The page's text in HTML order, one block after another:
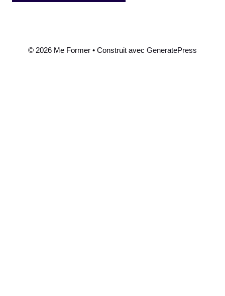
© 2026 Me Former • Construit avec GeneratePress